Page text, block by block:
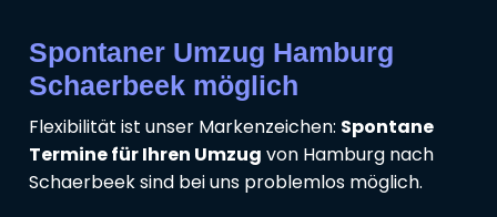
Spontaner Umzug Hamburg
Schaerbeek möglich
Flexibilität ist unser Markenzeichen: Spontane
Termine für Ihren Umzug von Hamburg nach
Schaerbeek sind bei uns problemlos möglich.